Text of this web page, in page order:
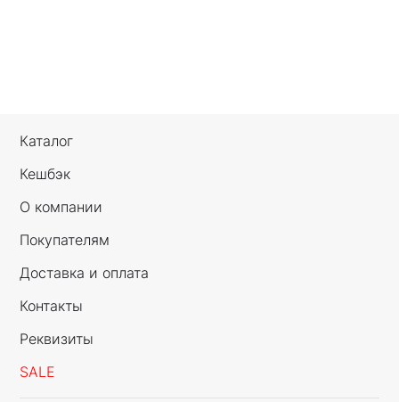
Каталог
Кешбэк
О компании
Покупателям
Доставка и оплата
Контакты
Реквизиты
SALE